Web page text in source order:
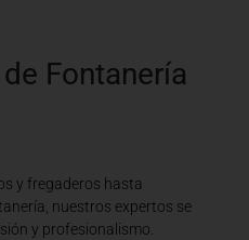
Fontanería
y fregaderos hasta
nuestros expertos se
y profesionalismo.